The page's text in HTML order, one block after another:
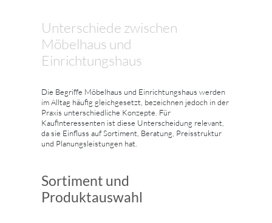
Unterschiede zwischen
Möbelhaus und
Einrichtungshaus
Die Begriffe Möbelhaus und Einrichtungshaus werden
im Alltag häufig gleichgesetzt, bezeichnen jedoch in der
Praxis unterschiedliche Konzepte. Für
Kaufinteressenten ist diese Unterscheidung relevant,
da sie Einfluss auf Sortiment, Beratung, Preisstruktur
und Planungsleistungen hat.
Sortiment und
Produktauswahl